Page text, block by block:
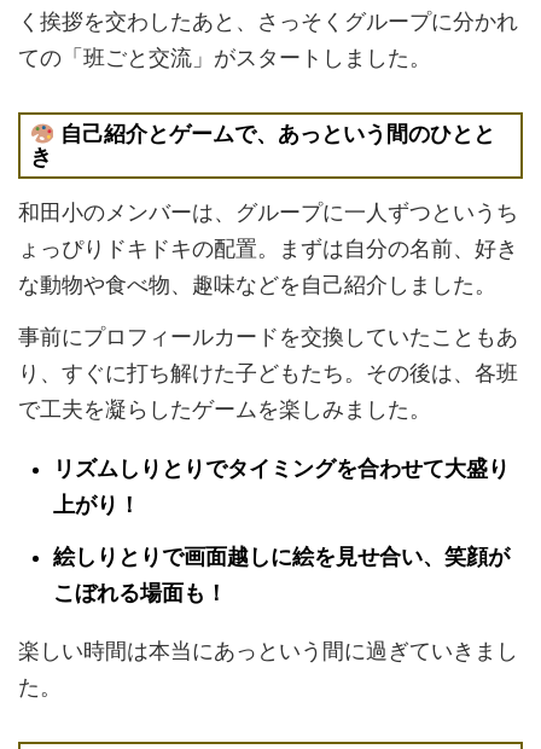
く挨拶を交わしたあと、さっそくグループに分かれ
ての「班ごと交流」がスタートしました。
自己紹介とゲームで、あっという間のひとと
き
和田小のメンバーは、グループに一人ずつというち
ょっぴりドキドキの配置。まずは自分の名前、好き
な動物や食べ物、趣味などを自己紹介しました。
事前にプロフィールカードを交換していたこともあ
り、すぐに打ち解けた子どもたち。その後は、各班
で工夫を凝らしたゲームを楽しみました。
リズムしりとり でタイミングを合わせて大盛り
上がり！
絵しりとり で画面越しに絵を見せ合い、笑顔が
こぼれる場面も！
楽しい時間は本当にあっという間に過ぎていきまし
た。